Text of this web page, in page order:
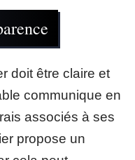
doit être claire et
communique en
associés à ses
propose un